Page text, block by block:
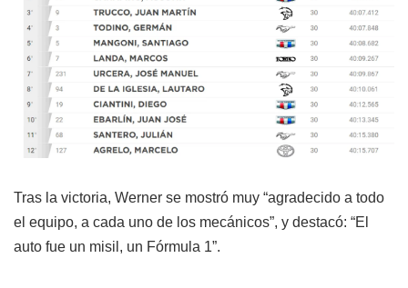
Tras la victoria, Werner se mostró muy “agradecido a todo
el equipo, a cada uno de los mecánicos”, y destacó: “El
auto fue un misil, un Fórmula 1”.